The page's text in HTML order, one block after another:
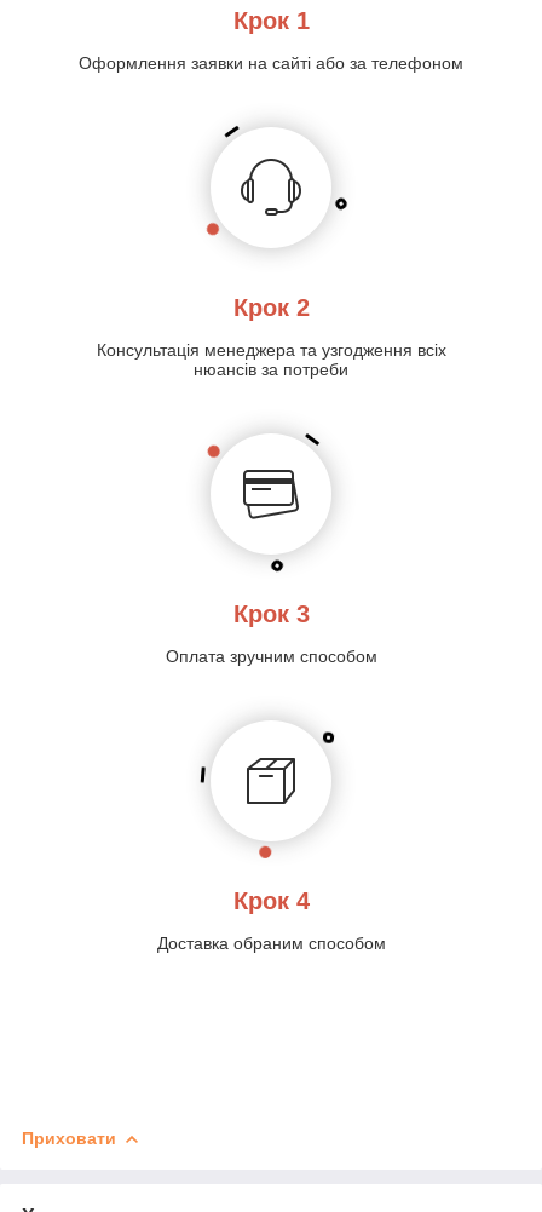
Крок 1
Оформлення заявки на сайті або за телефоном
Крок 2
Консультація менеджера та узгодження всіх
нюансів за потреби
Крок 3
Оплата зручним способом
Крок 4
Доставка обраним способом
Приховати